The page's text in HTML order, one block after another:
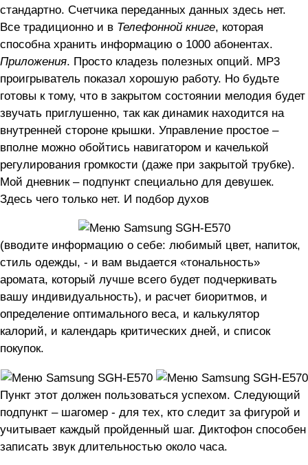
стандартно. Счетчика переданных данных здесь нет.
Все традиционно и в Телефонной книге, которая
способна хранить информацию о 1000 абонентах.
Приложения. Просто кладезь полезных опций. MP3
проигрыватель показал хорошую работу. Но будьте
готовы к тому, что в закрытом состоянии мелодия будет
звучать приглушенно, так как динамик находится на
внутренней стороне крышки. Управление простое –
вполне можно обойтись навигатором и качелькой
регулирования громкости (даже при закрытой трубке).
Мой дневник – подпункт специально для девушек.
Здесь чего только нет. И подбор духов
(вводите информацию о себе: любимый цвет, напиток,
стиль одежды, - и вам выдается «тональность»
аромата, который лучше всего будет подчеркивать
вашу индивидуальность), и расчет биоритмов, и
определение оптимального веса, и калькулятор
калорий, и календарь критических дней, и список
покупок.
Пункт этот должен пользоваться успехом. Следующий
подпункт – шагомер - для тех, кто следит за фигурой и
учитывает каждый пройденный шаг. Диктофон способен
записать звук длительностью около часа.